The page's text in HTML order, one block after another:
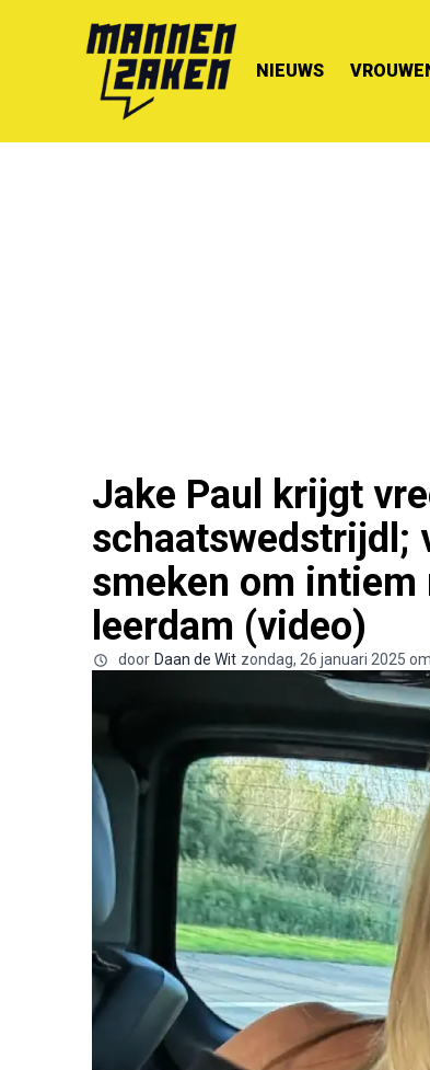
NIEUWS
Jake Paul krijgt
schaatswedstrijdl;
smeken om
leerdam (video)
door Daan de Wit zondag, 26 januari 2025